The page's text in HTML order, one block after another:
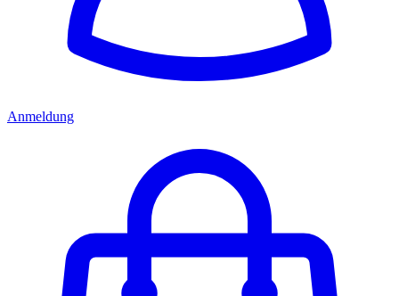
Anmeldung